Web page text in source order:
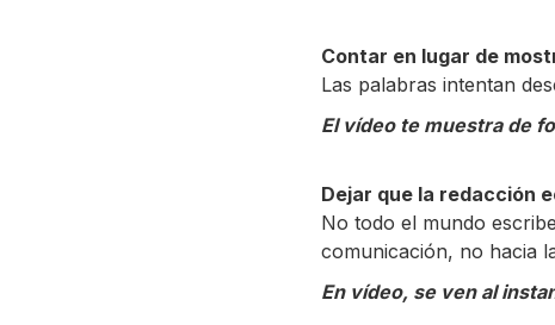
Contar en lugar de
Las palabras intentan
El vídeo te muestra de
Dejar que la redacción
No todo el mundo
comunicación, no hacia
En vídeo, se ven al